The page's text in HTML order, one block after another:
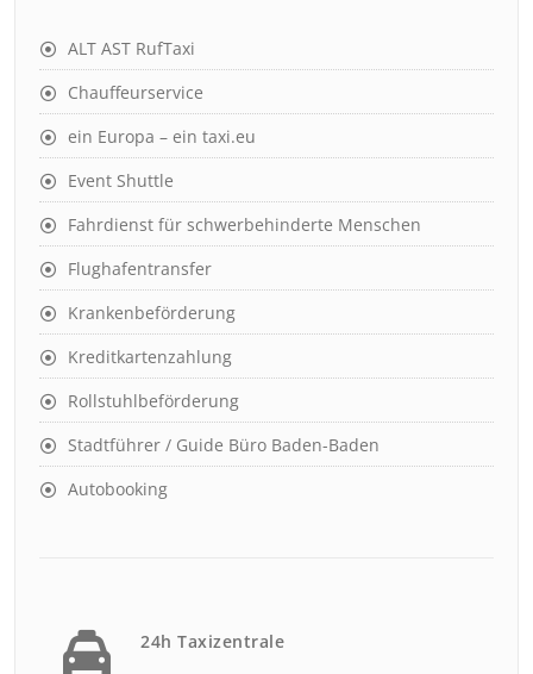
ALT AST RufTaxi
Chauffeurservice
ein Europa – ein taxi.eu
Event Shuttle
Fahrdienst für schwerbehinderte Menschen
Flughafentransfer
Krankenbeförderung
Kreditkartenzahlung
Rollstuhlbeförderung
Stadtführer / Guide Büro Baden-Baden
Autobooking
24h Taxizentrale